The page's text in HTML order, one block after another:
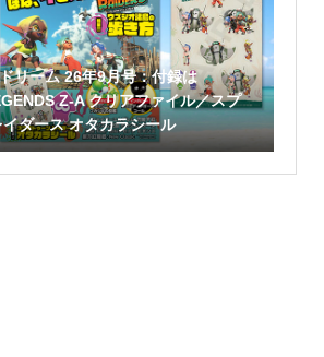
リーム 26年9月号：付録は
Z-A クリアファイル／スプ
ダース オタカラシール